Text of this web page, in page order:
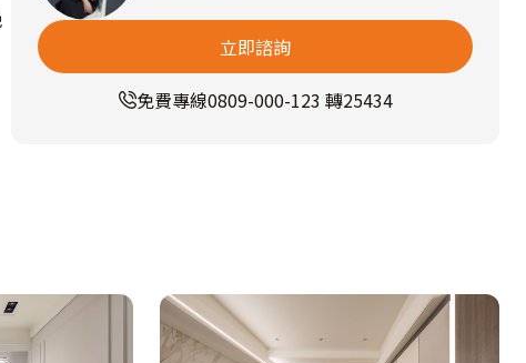
立即諮詢
免費專線0809-000-123 轉25434